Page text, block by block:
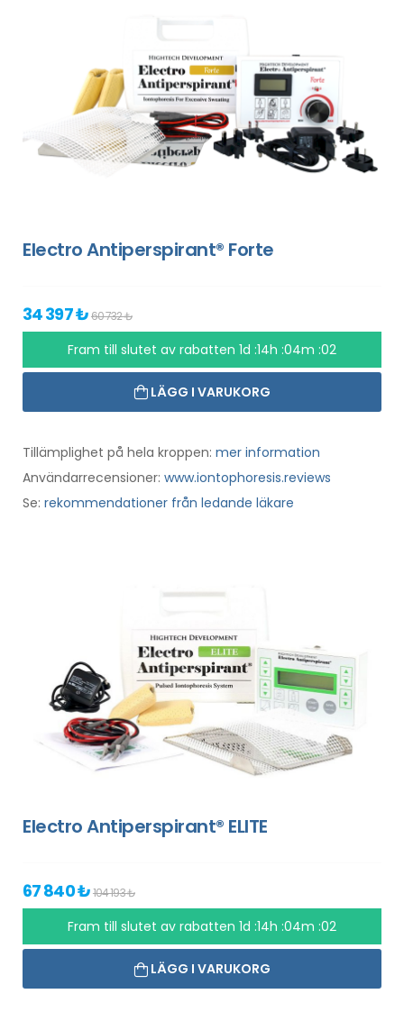
Electro Antiperspirant® Forte
34 397 ₺60 732 ₺
Fram till slutet av rabatten1d :14h :04m :01
LÄGG I VARUKORG
Tillämplighet på hela kroppen: mer information
Användarrecensioner: www.iontophoresis.reviews
Se: rekommendationer från ledande läkare
Electro Antiperspirant® ELITE
67 840 ₺104 193 ₺
Fram till slutet av rabatten1d :14h :04m :01
LÄGG I VARUKORG